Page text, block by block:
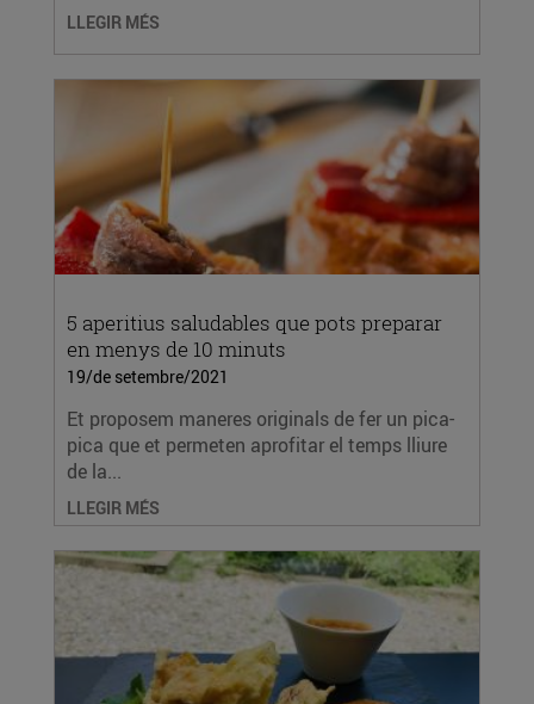
LLEGIR MÉS
5 aperitius saludables que pots preparar
en menys de 10 minuts
19/de setembre/2021
Et proposem maneres originals de fer un pica-
pica que et permeten aprofitar el temps lliure
de la...
LLEGIR MÉS